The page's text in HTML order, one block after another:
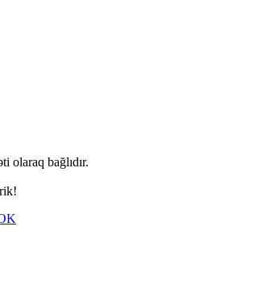
olaraq bağlıdır.